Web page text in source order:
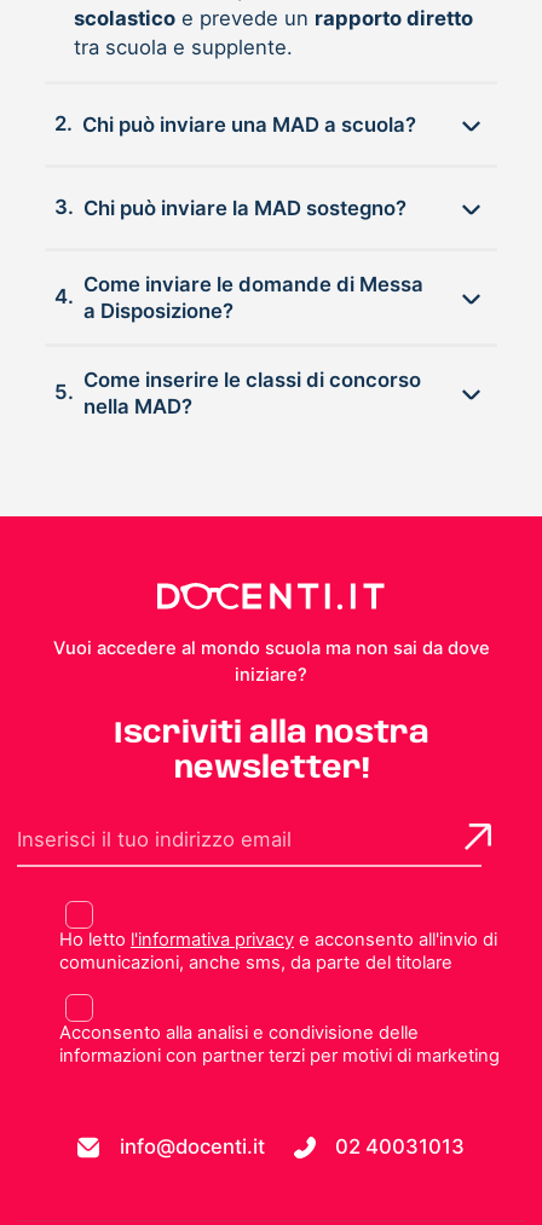
scolasticoe prevede un rapporto diretto
tra scuola e supplente.
2. Chi può inviare una MAD a scuola?
3. Chi può inviare la MAD sostegno?
4.
Come inviare le domande di Messa
a Disposizione?
5.
Come inserire le classi di concorso
nella MAD?
Vuoi accedere al mondo scuola ma non sai da dove
iniziare?
Iscriviti alla nostra
newsletter!
Ho letto l'informativa privacye acconsento all'invio di
comunicazioni, anche sms, da parte del titolare
Acconsento alla analisi e condivisione delle
informazioni con partner terzi per motivi di marketing
info@docenti.it 02 40031013